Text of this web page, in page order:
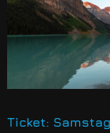
Ticket: